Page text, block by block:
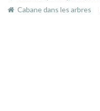
Cabane dans les arbres